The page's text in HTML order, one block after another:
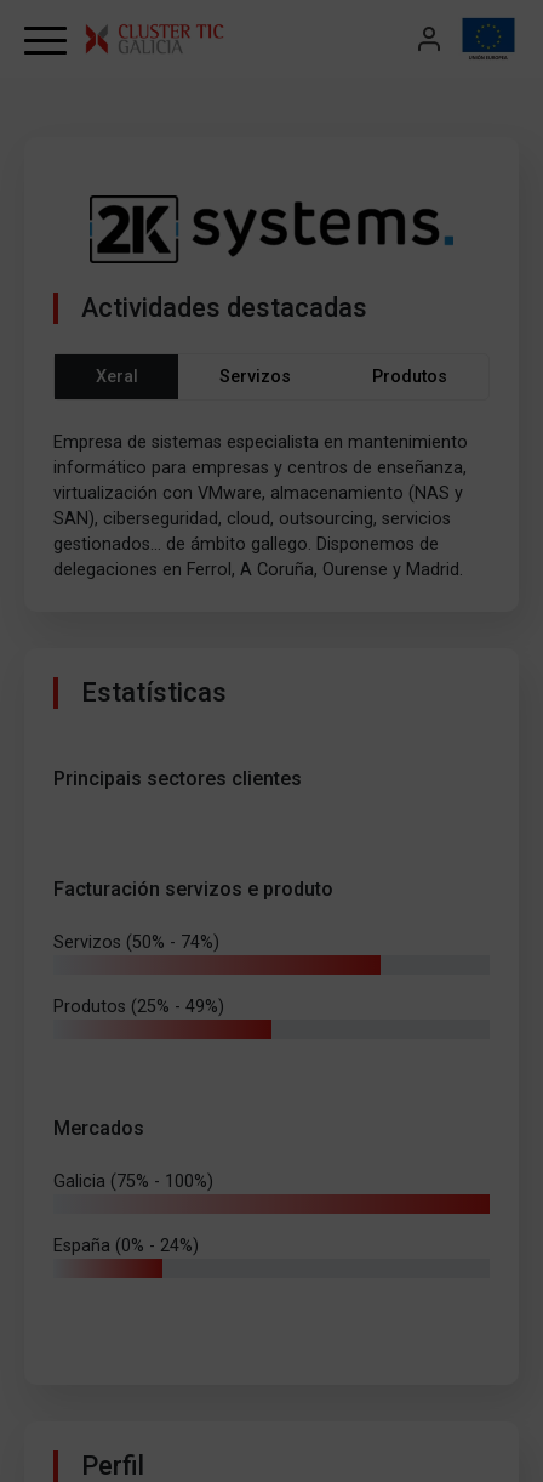
Actividades destacadas
Xeral Servizos Produtos
Empresa de sistemas especialista en mantenimiento
informático para empresas y centros de enseñanza,
virtualización con VMware, almacenamiento (NAS y
SAN), ciberseguridad, cloud, outsourcing, servicios
gestionados... de ámbito gallego. Disponemos de
delegaciones en Ferrol, A Coruña, Ourense y Madrid.
Estatísticas
Principais sectores clientes
Facturación servizos e produto
Servizos (50% - 74%)
Produtos (25% - 49%)
Mercados
Galicia (75% - 100%)
España (0% - 24%)
Perfil